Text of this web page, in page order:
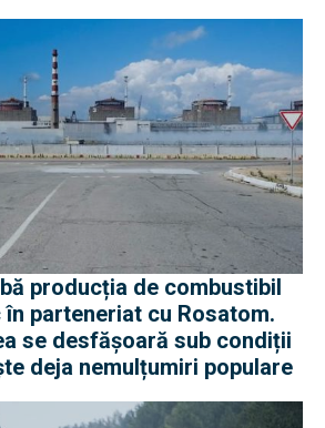
producția de combustibil
parteneriat cu Rosatom.
se desfășoară sub condiții
deja nemulțumiri populare